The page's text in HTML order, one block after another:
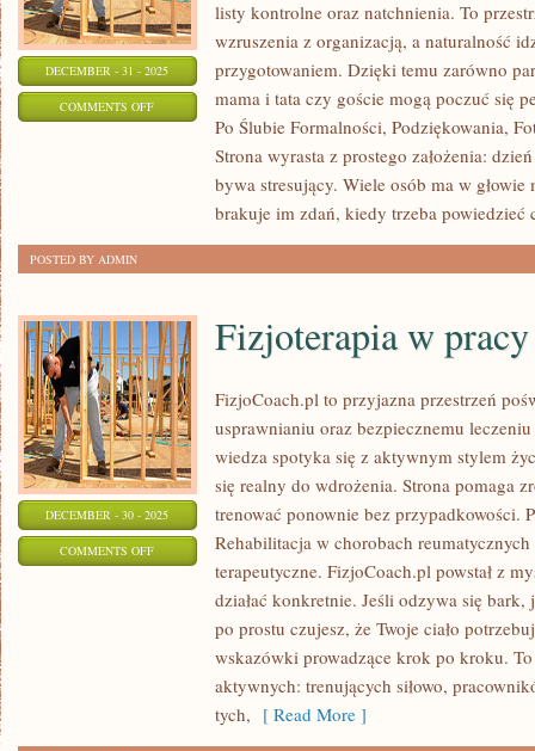
DECEMBER - 31 - 2025
COMMENTS OFFON
listy kontrolne oraz natchnienia. To
wzruszenia z organizacją, a naturalność
przygotowaniem. Dzięki temu zarówno
mama i tata czy goście mogą poczuć się
Po Ślubie Formalności, Podziękowania,
Strona wyrasta z prostego założenia:
bywa stresujący. Wiele osób ma w
brakuje im zdań, kiedy trzeba powiedzieć
POSTED BY ADMIN
DECEMBER - 30 - 2025
COMMENTS OFFON
FIZJOTERAPIA
Fizjoterapia w
FizjoCoach.pl to przyjazna przestrzeń
usprawnianiu oraz bezpiecznemu
wiedza spotyka się z aktywnym stylem
się realny do wdrożenia. Strona pomaga
trenować ponownie bez przypadkowości.
Rehabilitacja w chorobach
terapeutyczne. FizjoCoach.pl powstał z
działać konkretnie. Jeśli odzywa się
po prostu czujesz, że Twoje ciało
wskazówki prowadzące krok po kroku.
aktywnych: trenujących siłowo,
tych, [ Read More ]